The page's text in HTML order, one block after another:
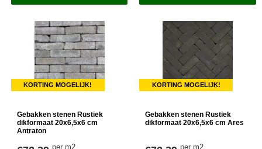
KORTING MOGELIJK!
Gebakken stenen Rustiek
dikformaat 20x6,5x6 cm
Antraton
per m2
KORTING MOGELIJK!
Gebakken stenen Rustiek
dikformaat 20x6,5x6 cm Ares
per m2